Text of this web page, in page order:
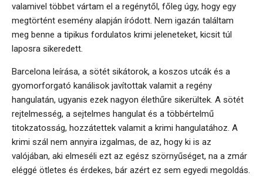
valamivel többet vártam el a regénytől, főleg úgy, hogy egy
megtörtént esemény alapján íródott. Nem igazán találtam
meg benne a tipikus fordulatos krimi jeleneteket, kicsit túl
laposra sikeredett.
Barcelona leírása, a sötét sikátorok, a koszos utcák és a
gyomorforgató kanálisok javítottak valamit a regény
hangulatán, ugyanis ezek nagyon élethűre sikerültek. A sötét
rejtelmesség, a sejtelmes hangulat és a többértelmű
titokzatosság, hozzátettek valamit a krimi hangulatához. A
krimi szál nem annyira izgalmas, de az, hogy ki is az
valójában, aki elmeséli ezt az egész szörnyűséget, na a zmár
eléggé ötletes és érdekes, bár azért ez sem egyedi megoldás.